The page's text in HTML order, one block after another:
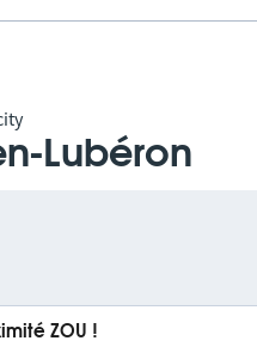
Lubéron
ZOU !